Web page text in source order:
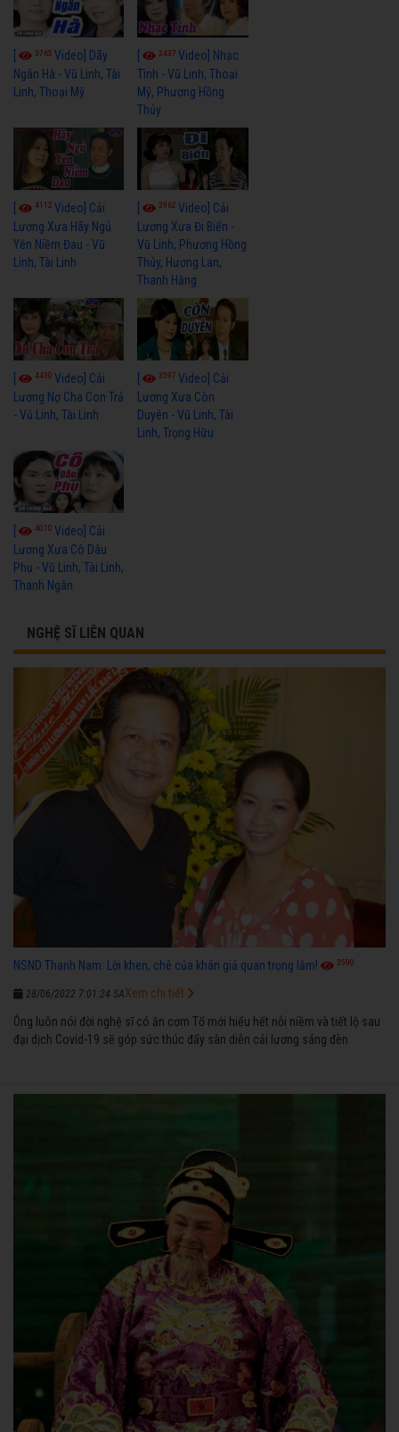
3765 Video] Dãy
Ngân Hà - Vũ Linh, Tài
Linh, Thoại Mỹ
3437Video] Nhạc
Tình - Vũ Linh, Thoại
Mỹ, Phương Hồng
Thủy
4112 Video] Cải
Lương Xưa Hãy Ngủ
Yên Niềm Đau - Vũ
Linh, Tài Linh
3962Video] Cải
Lương Xưa Đi Biển -
Vũ Linh, Phương Hồng
Thủy, Hương Lan,
Thanh Hằng
4430 Video] Cải
Lương Nợ Cha Con Trả
- Vũ Linh, Tài Linh
3597Video] Cải
Lương Xưa Còn
Duyên - Vũ Linh, Tài
Linh, Trọng Hữu
4010 Video] Cải
Lương Xưa Cô Dâu
Phụ - Vũ Linh, Tài Linh,
Thanh Ngân
NGHỆ SĨ LIÊN QUAN
NSND Thanh Nam: Lời khen, chê của khán giả quan trọng lắm! 3590
28/06/2022 7:01:24 SA
Ông luôn nói đời nghệ sĩ có ăn cơm Tổ mới hiểu hết nỗi niềm và tiết lộ sau
đại dịch Covid-19 sẽ góp sức thúc đẩy sàn diễn cải lương sáng đèn
Xem chi tiết